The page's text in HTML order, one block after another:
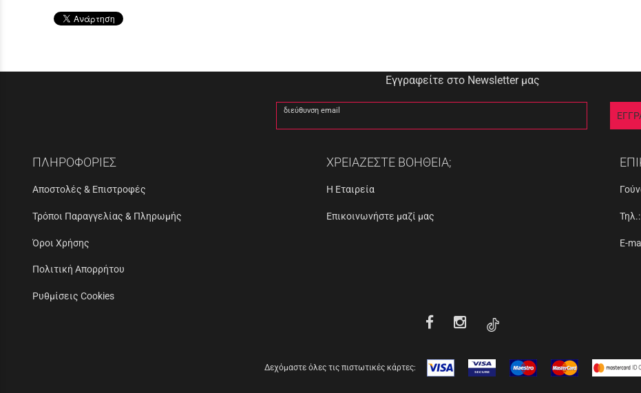
Εγγραφείτε στο Newsletter μας
διεύθυνση email
ΠΛΗΡΟΦΟΡΙΕΣ
Αποστολές & Επιστροφές
Τρόποι Παραγγελίας & Πληρωμής
Όροι Χρήσης
Πολιτική Απορρήτου
Ρυθμίσεις Cookies
ΧΡΕΙΑΖΕΣΤΕ ΒΟΗΘΕΙΑ;
Η Εταιρεία
Επικοινωνήστε μαζί μας
E-
Δεχόμαστε όλες τις πιστωτικές κάρτες: